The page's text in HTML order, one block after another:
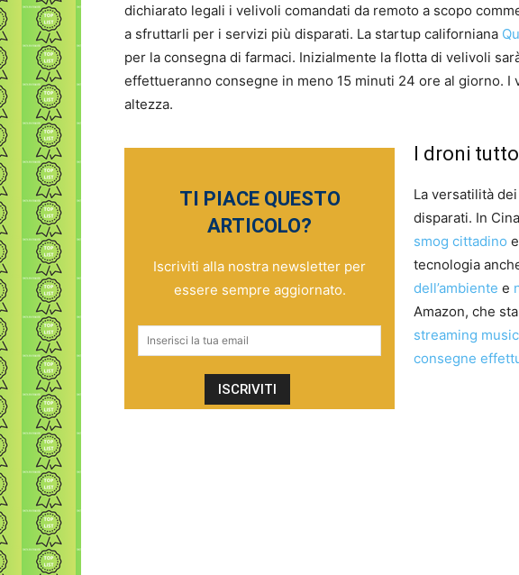
dichiarato legali i velivoli comandati da remoto a scopo
a sfruttarli per i servizi più disparati. La startup californiana
per la consegna di farmaci. Inizialmente la flotta di velivoli
effettueranno consegne in meno 15 minuti 24 ore al giorno. I
altezza.
TI PIACE QUESTO
ARTICOLO?
Iscriviti alla nostra newsletter per
essere sempre aggiornato.
I droni
La versatilità
disparati. In
smog cittadino
tecnologia
dell’ambiente e
Amazon, che
streaming
consegne